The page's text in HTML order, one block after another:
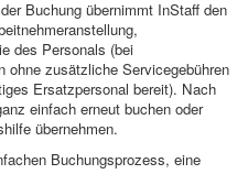
Buchung übernimmt InStaff den
des Personals (bei
ohne zusätzliche Servicegebühren
Ersatzpersonal bereit). Nach
einfach erneut buchen oder
übernehmen.
Buchungsprozess, eine